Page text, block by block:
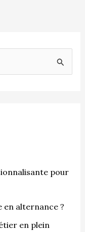
pour
en alternance ?
en plein